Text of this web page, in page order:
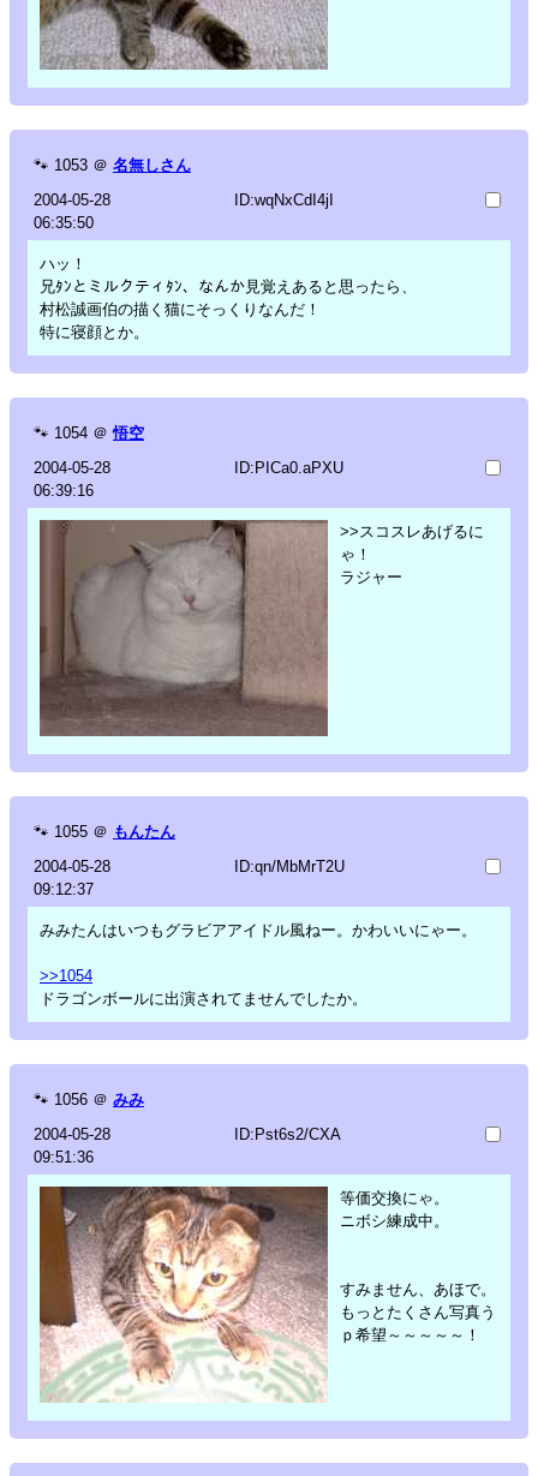
🐾 1053 ＠ 名無しさん
2004-05-28
06:35:50
ID:wqNxCdI4jI
ハッ！
兄ﾀﾝとミルクティﾀﾝ、なんか見覚えあると思ったら、
村松誠画伯の描く猫にそっくりなんだ！
特に寝顔とか。
🐾 1054 ＠ 悟空
2004-05-28
06:39:16
ID:PICa0.aPXU
>>スコスレあげるに
ゃ！
ラジャー
🐾 1055 ＠ もんたん
2004-05-28
09:12:37
ID:qn/MbMrT2U
みみたんはいつもグラビアアイドル風ねー。かわいいにゃー。
>>1054
ドラゴンボールに出演されてませんでしたか。
🐾 1056 ＠ みみ
2004-05-28
09:51:36
ID:Pst6s2/CXA
等価交換にゃ。
ニボシ練成中。
すみません、あほで。
もっとたくさん写真う
ｐ希望～～～～～！